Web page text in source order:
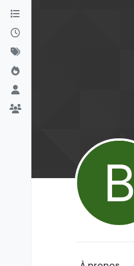
Aller directement au contenu
B